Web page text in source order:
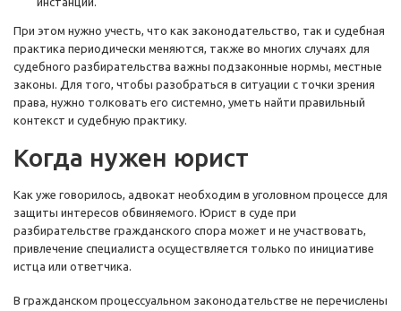
При этом нужно учесть, что как законодательство, так и судебная
практика периодически меняются, также во многих случаях для
судебного разбирательства важны подзаконные нормы, местные
законы. Для того, чтобы разобраться в ситуации с точки зрения
права, нужно толковать его системно, уметь найти правильный
контекст и судебную практику.
Когда нужен юрист
Как уже говорилось, адвокат необходим в уголовном процессе для
защиты интересов обвиняемого. Юрист в суде при
разбирательстве гражданского спора может и не участвовать,
привлечение специалиста осуществляется только по инициативе
истца или ответчика.
В гражданском процессуальном законодательстве не перечислены